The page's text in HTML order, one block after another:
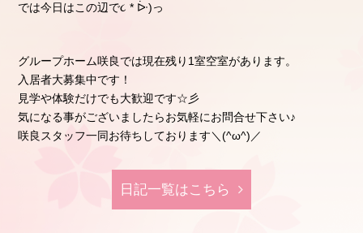
では今日はこの辺で૮ * ᐕ)っ
グループホーム咲良では現在残り1室空室があります。
入居者大募集中です！
見学や体験だけでも大歓迎です☆彡
気になる事がございましたらお気軽にお問合せ下さい♪
咲良スタッフ一同お待ちしております＼(^ω^)／
日記⼀覧はこちら